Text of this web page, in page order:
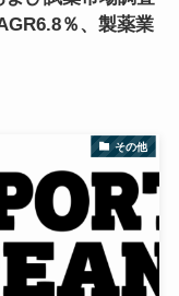
％、製薬業
その他